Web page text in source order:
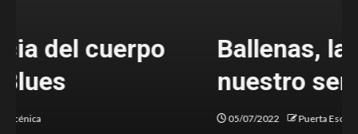
Ballenas, las memorias de
nuestro ser